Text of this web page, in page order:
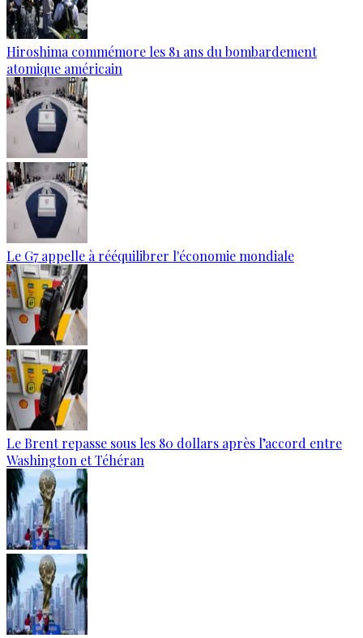
Hiroshima commémore les 81 ans du bombardement
atomique américain
Le G7 appelle à rééquilibrer l'économie mondiale
Le Brent repasse sous les 80 dollars après l’accord entre
Washington et Téhéran